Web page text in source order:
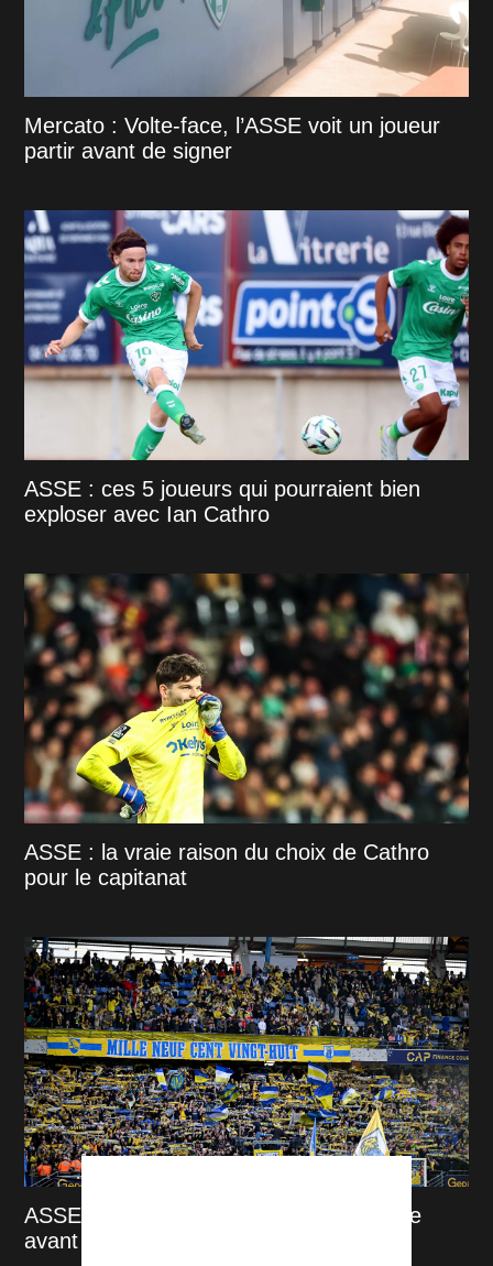
Mercato : Volte-face, l’ASSE voit un joueur
partir avant de signer
ASSE : ces 5 joueurs qui pourraient bien
exploser avec Ian Cathro
ASSE : la vraie raison du choix de Cathro
pour le capitanat
ASSE : Sochaux annonce une fermeture
avant la venue des Verts